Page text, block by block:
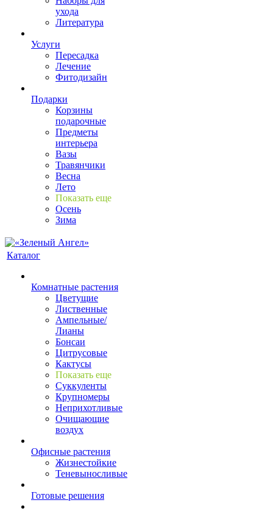
ухода
Литература
Услуги
Пересадка
Лечение
Фитодизайн
Подарки
Корзины
подарочные
Предметы
интерьера
Вазы
Травянчики
Весна
Лето
Показать еще
Осень
Зима
Каталог
Комнатные растения
Цветущие
Лиственные
Ампельные/
Лианы
Бонсаи
Цитрусовые
Кактусы
Показать еще
Суккуленты
Крупномеры
Неприхотливые
Очищающие
воздух
Офисные растения
Жизнестойкие
Теневыносливые
Готовые решения